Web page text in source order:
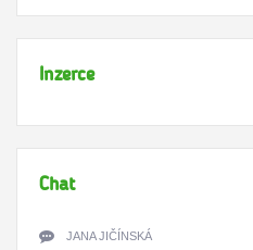
Inzerce
Chat
JANA JIČÍNSKÁ